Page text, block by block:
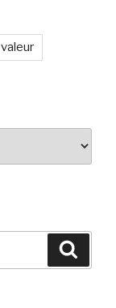
valeur